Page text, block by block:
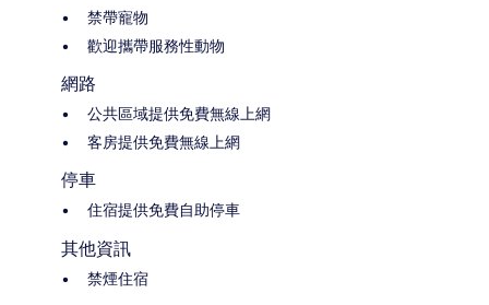
禁帶寵物
歡迎攜帶服務性動物
網路
公共區域提供免費無線上網
客房提供免費無線上網
停車
住宿提供免費自助停車
其他資訊
禁煙住宿